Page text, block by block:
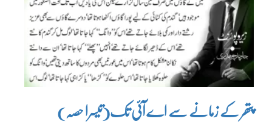
پتھر کے زمانے سے اے آئی تک(تیسرا حصہ)